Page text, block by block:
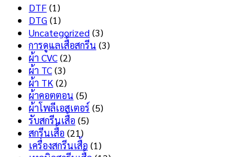
DTF(1)
DTG (1)
Uncategorized (3)
การดูแลเสื้อสกรีน (3)
ผ้า CVC(2)
ผ้า TC(3)
ผ้า TK (2)
ผ้าคอตตอน (5)
ผ้าโพลีเอสเตอร์ (5)
รับสกรีนเสื้อ (5)
สกรีนเสื้อ (21)
เครื่องสกรีนเสื้อ (1)